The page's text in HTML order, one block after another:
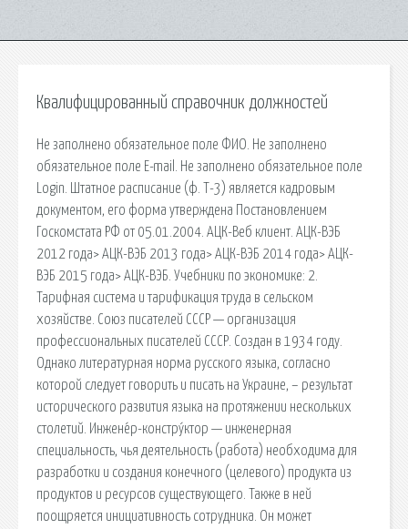
Квалифицированный справочник должностей
Не заполнено обязательное поле ФИО. Не заполнено
обязательное поле E-mail. Не заполнено обязательное поле
Login. Штатное расписание (ф. Т-3) является кадровым
документом, его форма утверждена Постановлением
Госкомстата РФ от 05.01.2004. АЦК-Веб клиент. АЦК-ВЭБ
2012 года> АЦК-ВЭБ 2013 года> АЦК-ВЭБ 2014 года> АЦК-
ВЭБ 2015 года> АЦК-ВЭБ. Учебники по экономике: 2.
Тарифная система и тарификация труда в сельском
хозяйстве. Союз писателей СССР — организация
профессиональных писателей СССР. Создан в 1934 году.
Однако литературная норма русского языка, согласно
которой следует говорить и писать на Украине, – результат
исторического развития языка на протяжении нескольких
столетий. Инжене́р-констру́ктор — инженерная
специальность, чья деятельность (работа) необходима для
разработки и создания конечного (целевого) продукта из
продуктов и ресурсов существующего. Также в ней
поощряется инициативность сотрудника. Он может